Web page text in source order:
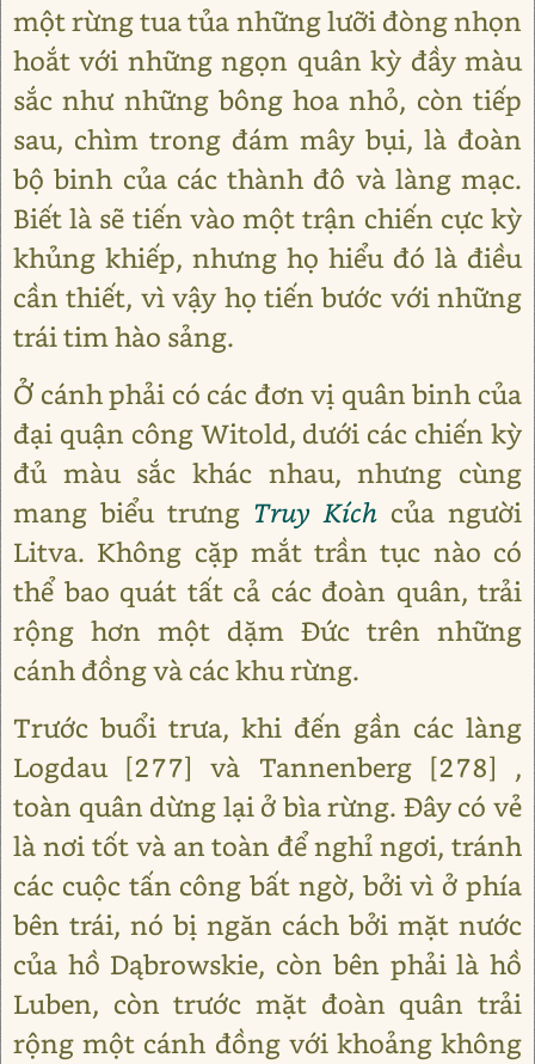
một rừng tua tủa những lưỡi đòng nhọn
hoắt với những ngọn quân kỳ đầy màu
sắc như những bông hoa nhỏ, còn tiếp
sau, chìm trong đám mây bụi, là đoàn
bộ binh của các thành đô và làng mạc.
Biết là sẽ tiến vào một trận chiến cực kỳ
khủng khiếp, nhưng họ hiểu đó là điều
cần thiết, vì vậy họ tiến bước với những
trái tim hào sảng.
Ở cánh phải có các đơn vị quân binh của
đại quận công Witold, dưới các chiến kỳ
đủ màu sắc khác nhau, nhưng cùng
mang biểu trưng Truy Kích của người
Litva. Không cặp mắt trần tục nào có
thể bao quát tất cả các đoàn quân, trải
rộng hơn một dặm Đức trên những
cánh đồng và các khu rừng.
Trước buổi trưa, khi đến gần các làng
Logdau [277] và Tannenberg [278] ,
toàn quân dừng lại ở bìa rừng. Đây có vẻ
là nơi tốt và an toàn để nghỉ ngơi, tránh
các cuộc tấn công bất ngờ, bởi vì ở phía
bên trái, nó bị ngăn cách bởi mặt nước
của hồ Dąbrowskie, còn bên phải là hồ
Luben, còn trước mặt đoàn quân trải
rộng một cánh đồng với khoảng không